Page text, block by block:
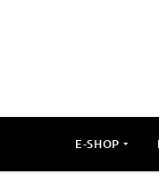
E-SHOP